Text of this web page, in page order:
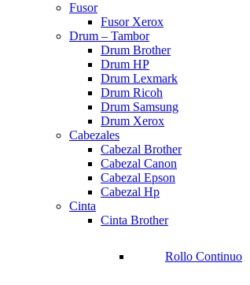
Fusor
Fusor Xerox
Drum – Tambor
Drum Brother
Drum HP
Drum Lexmark
Drum Ricoh
Drum Samsung
Drum Xerox
Cabezales
Cabezal Brother
Cabezal Canon
Cabezal Epson
Cabezal Hp
Cinta
Cinta Brother
Rollo Continuo